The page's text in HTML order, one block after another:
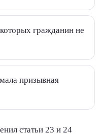
гражданин не
призывная
статьи 23 и 24